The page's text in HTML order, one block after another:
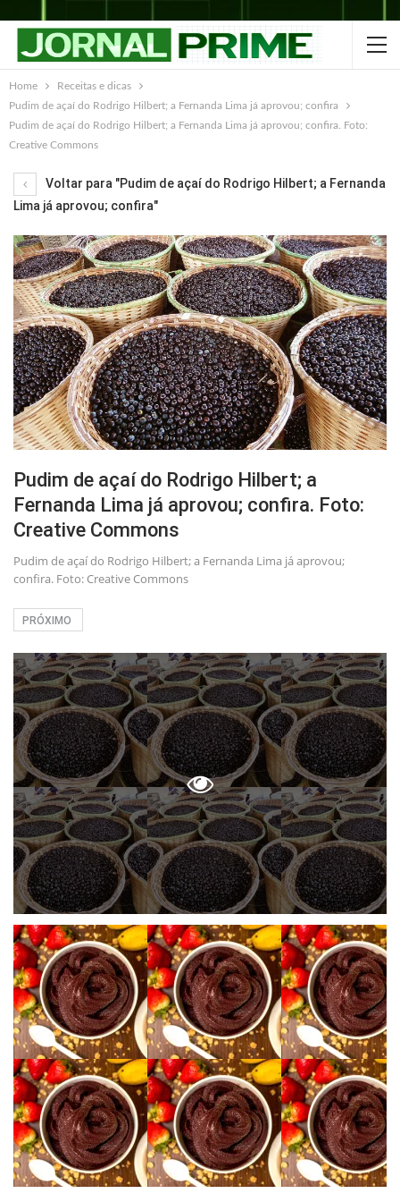
Home
Receitas e dicas
Pudim de açaí do Rodrigo Hilbert; a Fernanda Lima já aprovou; confira
Pudim de açaí do Rodrigo Hilbert; a Fernanda Lima já aprovou; confira. Foto:
Creative Commons
Voltar para "Pudim de açaí do Rodrigo Hilbert; a Fernanda
Lima já aprovou; confira"
Pudim de açaí do Rodrigo Hilbert; a
Fernanda Lima já aprovou; confira. Foto:
Creative Commons
Pudim de açaí do Rodrigo Hilbert; a Fernanda Lima já aprovou;
confira. Foto: Creative Commons
PRÓXIMO